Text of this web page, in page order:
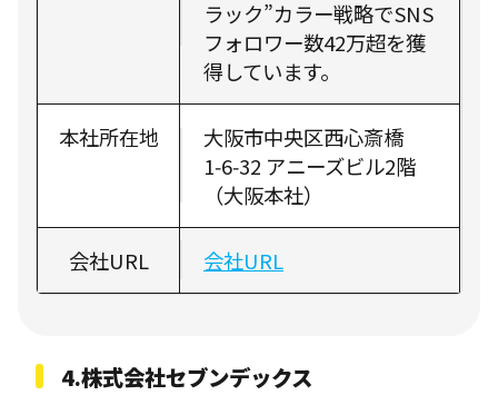
ラック”カラー戦略でSNS
フォロワー数42万超を獲
得しています。
本社所在地
大阪市中央区西心斎橋
1‑6‑32 アニーズビル2階
（大阪本社）
会社URL 会社URL
4.株式会社セブンデックス